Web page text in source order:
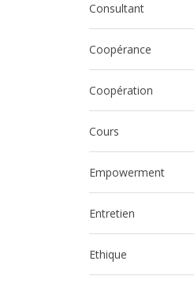
Consultant
Coopérance
Coopération
Cours
Empowerment
Entretien
Ethique